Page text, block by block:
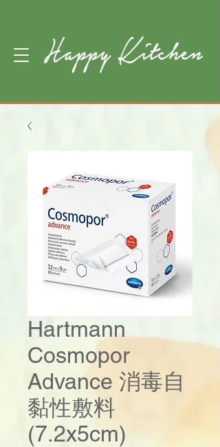
Hartmann
Cosmopor
Advance 消毒自
黏性敷料
(7.2x5cm)